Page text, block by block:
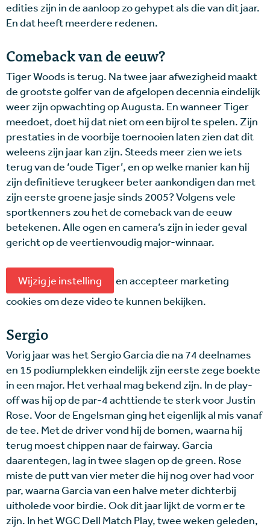
edities zijn in de aanloop zo gehypet als die van dit jaar.
En dat heeft meerdere redenen.
Comeback van de eeuw?
Tiger Woods is terug. Na twee jaar afwezigheid maakt
de grootste golfer van de afgelopen decennia eindelijk
weer zijn opwachting op Augusta. En wanneer Tiger
meedoet, doet hij dat niet om een bijrol te spelen. Zijn
prestaties in de voorbije toernooien laten zien dat dit
weleens zijn jaar kan zijn. Steeds meer zien we iets
terug van de ‘oude Tiger’, en op welke manier kan hij
zijn definitieve terugkeer beter aankondigen dan met
zijn eerste groene jasje sinds 2005? Volgens vele
sportkenners zou het de comeback van de eeuw
betekenen. Alle ogen en camera’s zijn in ieder geval
gericht op de veertienvoudig major-winnaar.
Wijzig je instelling
en accepteer marketing
cookies om deze video te kunnen bekijken.
Sergio
Vorig jaar was het Sergio Garcia die na 74 deelnames
en 15 podiumplekken eindelijk zijn eerste zege boekte
in een major. Het verhaal mag bekend zijn. In de play-
off was hij op de par-4 achttiende te sterk voor Justin
Rose. Voor de Engelsman ging het eigenlijk al mis vanaf
de tee. Met de driver vond hij de bomen, waarna hij
terug moest chippen naar de fairway. Garcia
daarentegen, lag in twee slagen op de green. Rose
miste de putt van vier meter die hij nog over had voor
par, waarna Garcia van een halve meter dichterbij
uitholede voor birdie. Ook dit jaar lijkt de vorm er te
zijn. In het WGC Dell Match Play, twee weken geleden,